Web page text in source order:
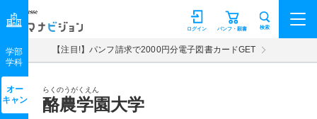
マナビジョン パンフ・願書
ログイン 検索
【注目!】パンフ請求で2000円分電子図書カードGET
らくのうがくえん
酪農学園大学
学部
学科
オー
キャン